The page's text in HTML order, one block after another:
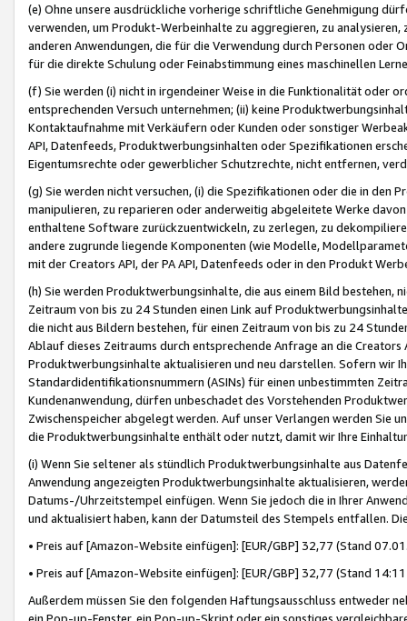
(e) Ohne unsere ausdrückliche vorherige schriftliche Genehmigung
verwenden, um Produkt-Werbeinhalte zu aggregieren, zu
anderen Anwendungen, die für die Verwendung durch Personen
für die direkte Schulung oder Feinabstimmung eines maschinellen
(f) Sie werden (i) nicht in irgendeiner Weise in die Funktionalität oder
entsprechenden Versuch unternehmen; (ii) keine
Kontaktaufnahme mit Verkäufern oder Kunden oder sonstiger
API, Datenfeeds, Produktwerbungsinhalten oder Spezifikationen
Eigentumsrechte oder gewerblicher Schutzrechte, nicht entfernen,
(g) Sie werden nicht versuchen, (i) die Spezifikationen oder die in
manipulieren, zu reparieren oder anderweitig abgeleitete Werke
enthaltene Software zurückzuentwickeln, zu zerlegen, zu
andere zugrunde liegende Komponenten (wie Modelle,
mit der Creators API, der PA API, Datenfeeds oder in den Produkt
(h) Sie werden Produktwerbungsinhalte, die aus einem Bild bestehen,
Zeitraum von bis zu 24 Stunden einen Link auf
die nicht aus Bildern bestehen, für einen Zeitraum von bis zu 24
Ablauf dieses Zeitraums durch entsprechende Anfrage an die
Produktwerbungsinhalte aktualisieren und neu darstellen. Sofern wir
Standardidentifikationsnummern (ASINs) für einen unbestimmten
Kundenanwendung, dürfen unbeschadet des Vorstehenden
Zwischenspeicher abgelegt werden. Auf unser Verlangen werden Sie
die Produktwerbungsinhalte enthält oder nutzt, damit wir Ihre
(i) Wenn Sie seltener als stündlich Produktwerbungsinhalte aus
Anwendung angezeigten Produktwerbungsinhalte aktualisieren,
Datums-/Uhrzeitstempel einfügen. Wenn Sie jedoch die in Ihrer
und aktualisiert haben, kann der Datumsteil des Stempels entfallen.
• Preis auf [Amazon-Website einfügen]: [EUR/GBP] 32,77 (Stand
• Preis auf [Amazon-Website einfügen]: [EUR/GBP] 32,77 (Stand
Außerdem müssen Sie den folgenden Haftungsausschluss entweder
ein Pop-up-Fenster, ein Pop-up-Skript oder ein sonstiges